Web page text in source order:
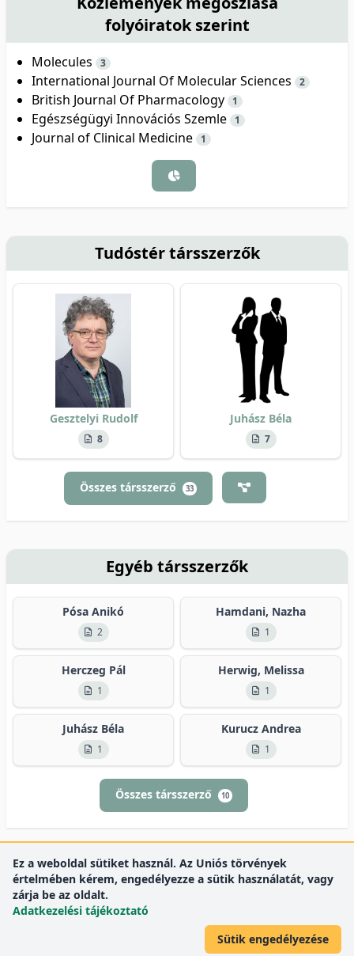
folyóiratok szerint
Molecules 3
International Journal Of Molecular Sciences 2
British Journal Of Pharmacology 1
Egészségügyi Innovációs Szemle 1
Journal of Clinical Medicine 1
Tudóstér társszerzők
Gesztelyi Rudolf
8
Juhász Béla
7
Összes társszerző 33
Egyéb társszerzők
Pósa Anikó
2
Hamdani, Nazha
1
Herczeg Pál
1
Herwig, Melissa
1
Juhász Béla
1
Kurucz Andrea
1
Összes társszerző 10
© 2012 Debreceni Egyetem
Ez a weboldal sütiket használ. Az Uniós törvények
értelmében kérem, engedélyezze a sütik használatát, vagy
zárja be az oldalt.
Adatkezelési tájékoztató
Sütik engedélyezése